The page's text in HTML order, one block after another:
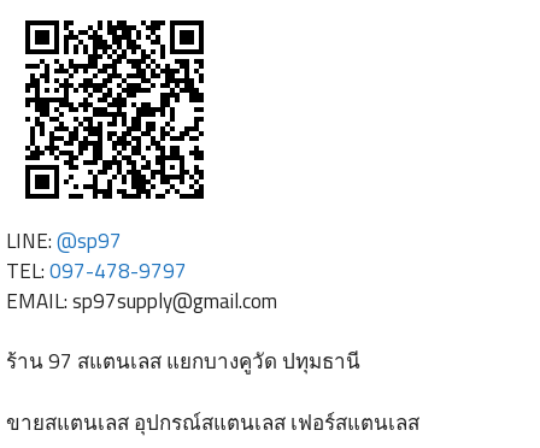
LINE:@sp97
TEL:097-478-9797
EMAIL:sp97supply@gmail.com
ร้าน 97 สแตนเลส แยกบางคูวัด ปทุมธานี
ขายสแตนเลส อุปกรณ์สแตนเลส เฟอร์สแตนเลส